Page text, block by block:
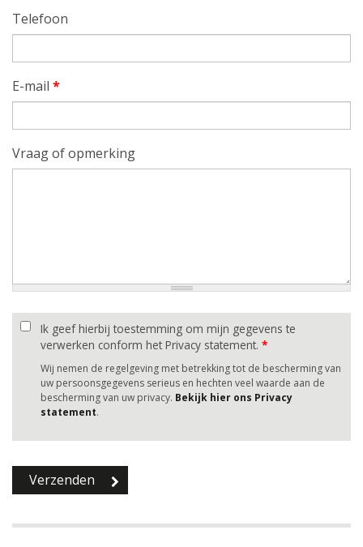
Telefoon
E-mail *
Vraag of opmerking
Ik geef hierbij toestemming om mijn gegevens te
verwerken conform het Privacy statement. *
Wij nemen de regelgeving met betrekking tot de bescherming van
uw persoonsgegevens serieus en hechten veel waarde aan de
bescherming van uw privacy. Bekijk hier ons Privacy
statement.